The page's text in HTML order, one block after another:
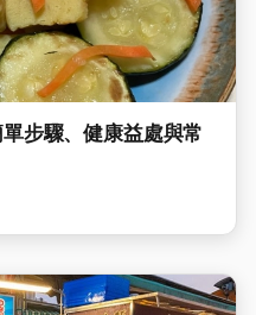
步驟、健康益處與常